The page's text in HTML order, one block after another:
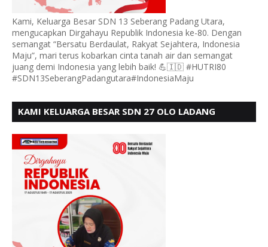
Kami, Keluarga Besar SDN 13 Seberang Padang Utara,
mengucapkan Dirgahayu Republik Indonesia ke-80. Dengan
semangat “Bersatu Berdaulat, Rakyat Sejahtera, Indonesia
Maju”, mari terus kobarkan cinta tanah air dan semangat
juang demi Indonesia yang lebih baik! 💪🇮🇩 #HUTRI80
#SDN13SeberangPadangutara#IndonesiaMaju
KAMI KELUARGA BESAR SDN 27 OLO LADANG